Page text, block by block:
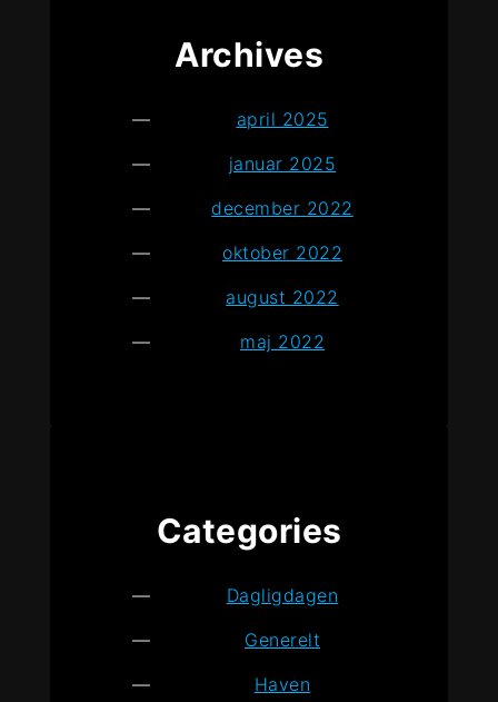
Archives
april 2025
januar 2025
december 2022
oktober 2022
august 2022
maj 2022
Categories
Dagligdagen
Generelt
Haven